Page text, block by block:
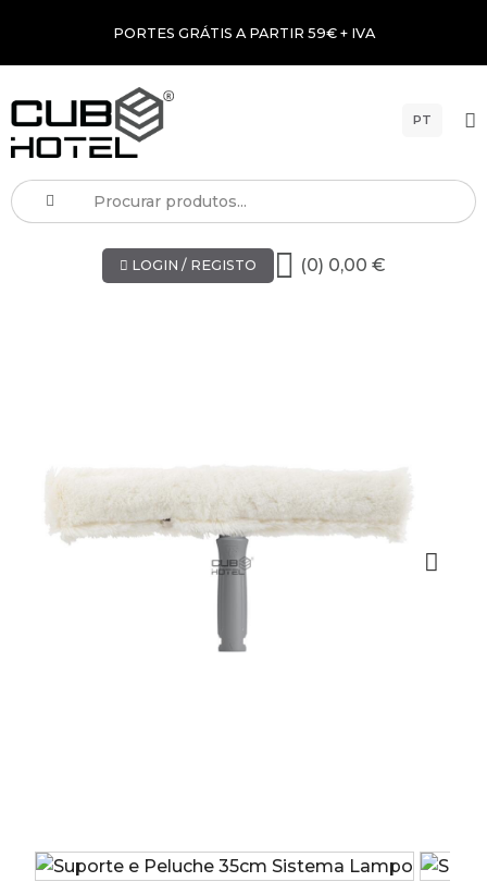
PORTES GRÁTIS A PARTIR 59€ + IVA
PT
LOGIN / REGISTO (0) 0,00 €